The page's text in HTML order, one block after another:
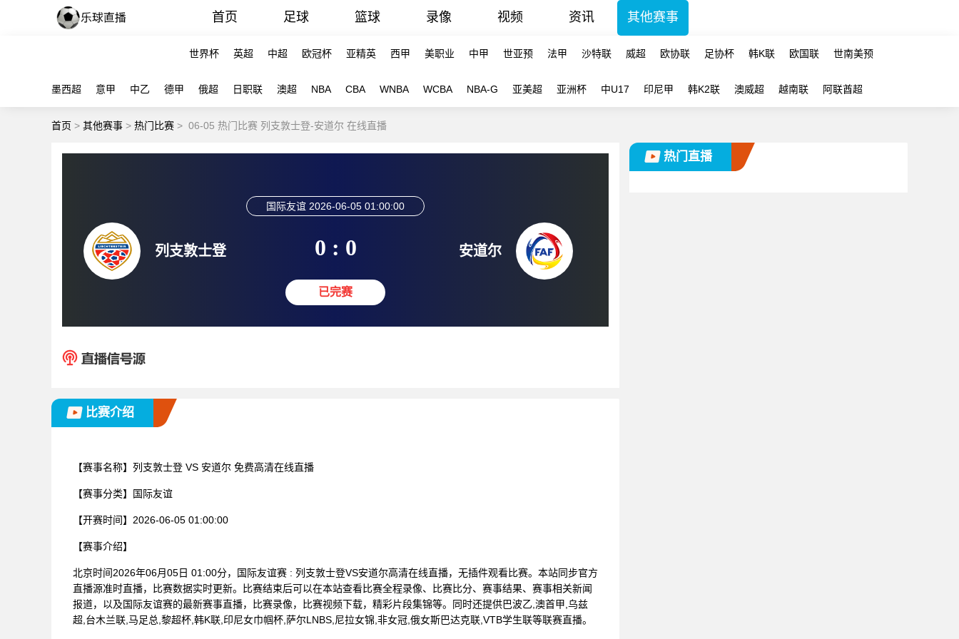
首页 足球 篮球 录像 视频 资讯 其他赛事
世界杯 英超 中超 欧冠杯 亚精英 西甲 美职业 中甲 世亚预 法甲 沙特联 威超 欧协联 足协杯 韩K联 欧国联 世南美预
墨西超 意甲 中乙 德甲 俄超 日职联 澳超 NBA CBA WNBA WCBA NBA-G 亚美超 亚洲杯 中U17 印尼甲 韩K2联 澳威超 越南联 阿联酋超
首页 > 其他赛事 > 热门比赛 > 06-05 热门比赛 列支敦士登-安道尔 在线直播
列支敦士登
国际友谊 2026-06-05 01:00:00
0 : 0
已完赛
安道尔
比赛介绍
【赛事名称】 列支敦士登 VS 安道尔 免费高清在线直播
【赛事分类】 国际友谊
【开赛时间】 2026-06-05 01:00:00
【赛事介绍】
北京时间2026年06月05日 01:00分，国际友谊赛 : 列支敦士登VS安道尔高清在线直播，无插件观看比赛。本站同步官方
直播源准时直播，比赛数据实时更新。比赛结束后可以在本站查看比赛全程录像、比赛比分、赛事结果、赛事相关新闻
报道，以及国际友谊赛的最新赛事直播，比赛录像，比赛视频下载，精彩片段集锦等。同时还提供巴波乙,澳首甲,乌兹
超,台木兰联,马足总,黎超杯,韩K联,印尼女巾帼杯,萨尔LNBS,尼拉女锦,非女冠,俄女斯巴达克联,VTB学生联等联赛直播。
热门直播